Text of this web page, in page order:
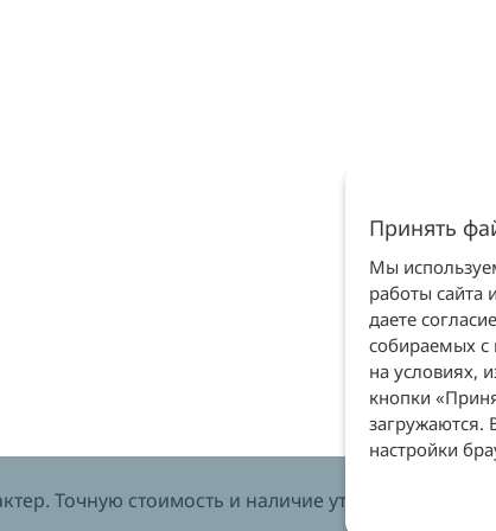
Точную стоимость и наличие уточняйте у
Принять
Мы
работы сайта
даете
собираемых с
на условиях,
кнопки
загружаются.
настройки